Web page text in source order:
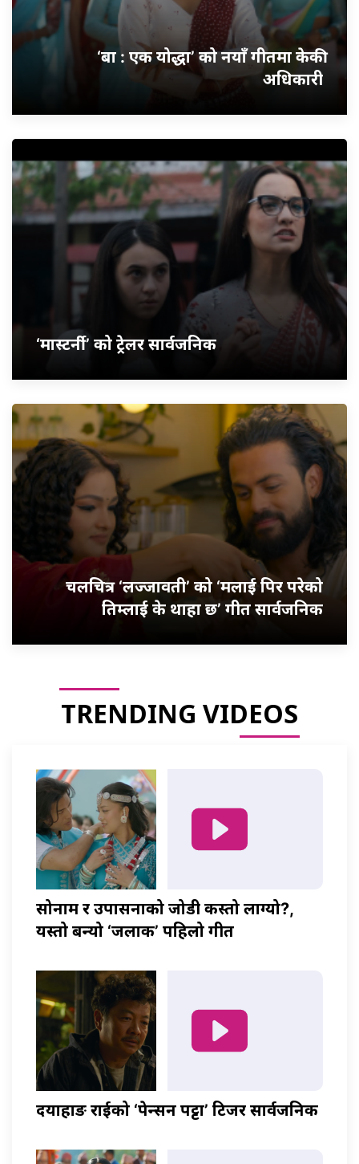
‘बा : एक योद्धा’ को नयाँ गीतमा केकी
अधिकारी
‘मास्टर्नी’ को ट्रेलर सार्वजनिक
चलचित्र ‘लज्जावती’ को ‘मलाई पिर परेको
तिम्लाई के थाहा छ’ गीत सार्वजनिक
TRENDING VIDEOS
सोनाम र उपासनाको जोडी कस्तो लाग्यो?,
यस्तो बन्यो ‘जलाकी’ पहिलो गीत
दयाहाङ राईको ‘पेन्सन पट्टा’ टिजर सार्वजनिक